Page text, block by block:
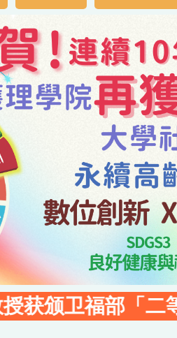
「二等卫生福